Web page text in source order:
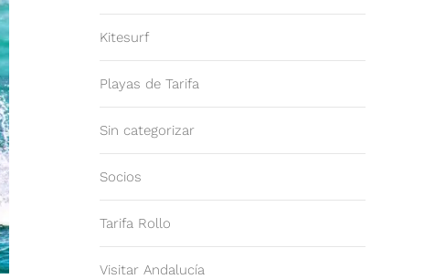
Kitesurf
Playas de Tarifa
Sin categorizar
Socios
Tarifa Rollo
Visitar Andalucía